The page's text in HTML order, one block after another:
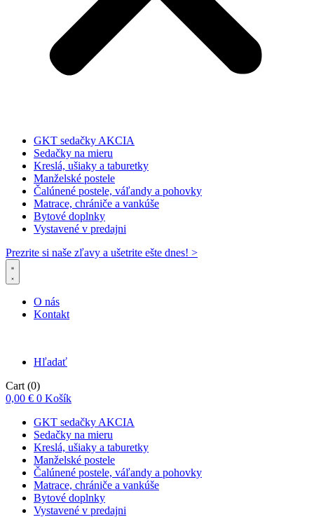
GKT sedačky AKCIA
Sedačky na mieru
Kreslá, ušiaky a taburetky
Manželské postele
Čalúnené postele, váľandy a pohovky
Matrace, chrániče a vankúše
Bytové doplnky
Vystavené v predajni
Prezrite si naše zľavy a ušetrite ešte dnes! >​
O nás
Kontakt
Hľadať
Cart (0)
0,00 € 0 Košík
GKT sedačky AKCIA
Sedačky na mieru
Kreslá, ušiaky a taburetky
Manželské postele
Čalúnené postele, váľandy a pohovky
Matrace, chrániče a vankúše
Bytové doplnky
Vystavené v predajni